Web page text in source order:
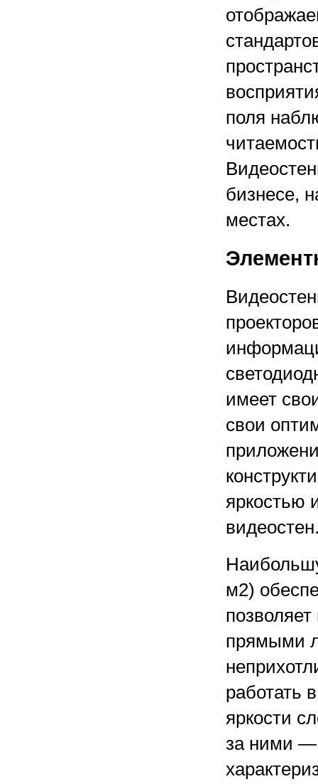
поля
бизнесе,
местах.
имеет
свои
яркостью
м2)
прямыми
работать
яркости
за ними —